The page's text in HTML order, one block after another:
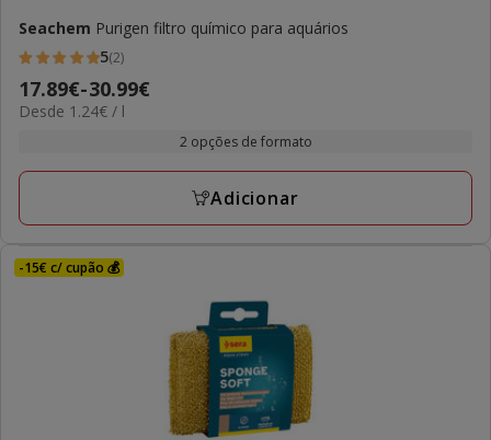
Seachem Purigen filtro químico para aquários
5
estrelas
com
avaliações
5(2)
Preço
de
a
17.89€-30.99€
1.24€
Desde 1.24€ / l
2 opções de formato
Adicionar
-15€ c/ cupão 💰